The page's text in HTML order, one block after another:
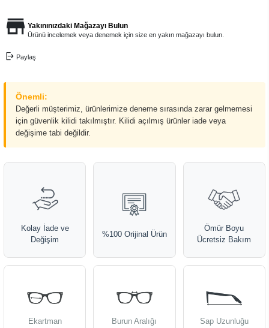
Yakınınızdaki Mağazayı Bulun
Ürünü incelemek veya denemek için size en yakın mağazayı bulun.
Paylaş
Önemli:
Değerli müşterimiz, ürünlerimize deneme sırasında zarar gelmemesi
için güvenlik kilidi takılmıştır. Kilidi açılmış ürünler iade veya
değişime tabi değildir.
Kolay İade ve
Değişim
%100 Orijinal Ürün
Ömür Boyu
Ücretsiz Bakım
Ekartman Burun Aralığı Sap Uzunluğu